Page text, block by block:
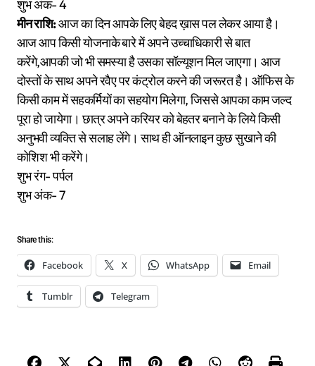
शुभ अंक- 4
मीन राशि:आज का दिन आपके लिए बेहद ख़ास पल लेकर आया है।
आज आप किसी योजनाके बारे में अपने उच्चाधिकारी से बात
करेंगे,आपकी जो भी समस्या है उसका सॉल्यूशन मिल जाएगा। आज
दोस्तों के साथ अपने रवैए पर कंट्रोल करने की जरूरत है। ऑफिस के
किसी काम में सहकर्मियों का सहयोग मिलेगा, जिससे आपका काम जल्द
पूरा हो जायेगा। छात्र अपने करियर को बेहतर बनाने के लिये किसी
अनुभवी व्यक्ति से सलाह लेंगे। साथ ही ऑनलाइन कुछ सुखाने की
कोशिश भी करेंगे।
शुभ रंग- पर्पल
शुभ अंक- 7
Share this:
Facebook X WhatsApp Email
Tumblr Telegram